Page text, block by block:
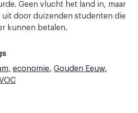
Geen vlucht het land in, maar
door duizenden studenten die
kunnen betalen.
economie
Gouden Eeuw
VOC